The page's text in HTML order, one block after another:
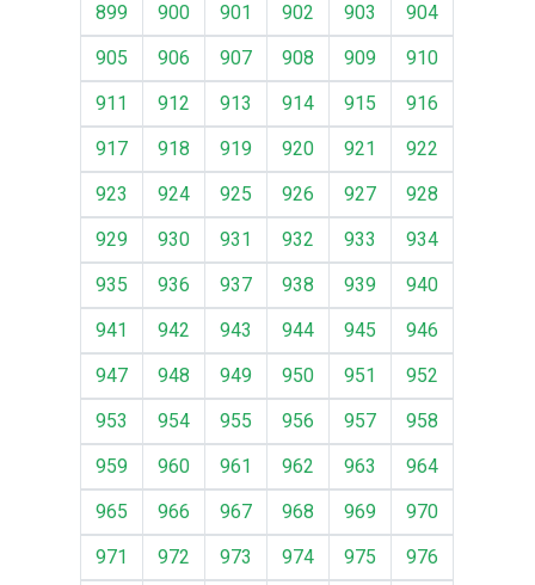
899
900 901 902 903
904
905
906 907 908 909
910
911
912 913 914 915
916
917
918 919 920 921
922
923
924 925 926 927
928
929
930 931 932 933
934
935
936 937 938 939
940
941
942 943 944 945
946
947
948 949 950 951
952
953
954 955 956 957
958
959
960 961 962 963
964
965
966 967 968 969
970
971
972 973 974 975
976